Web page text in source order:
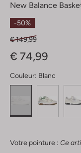
New Balance
-50%
€ 149,99
€ 74,99
Couleur: Blanc
Votre pointure : Ce